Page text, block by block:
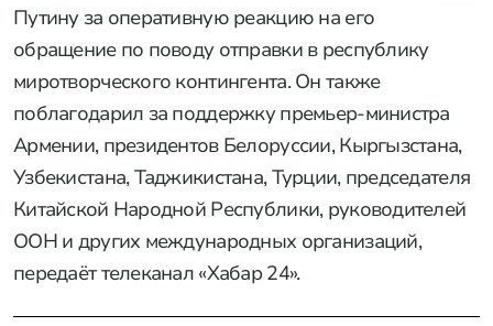
Путину за оперативную реакцию на его
обращение по поводу отправки в республику
миротворческого контингента. Он также
поблагодарил за поддержку премьер-министра
Армении, президентов Белоруссии, Кыргызстана,
Узбекистана, Таджикистана, Турции, председателя
Китайской Народной Республики, руководителей
ООН и других международных организаций,
передаёт телеканал «Хабар 24».